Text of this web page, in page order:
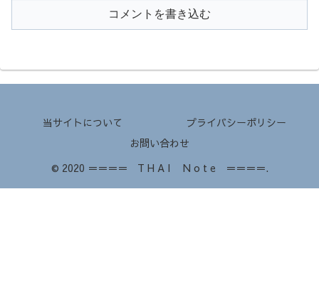
コメントを書き込む
当サイトについて
プライバシーポリシー
お問い合わせ
© 2020 ＝＝＝＝ T H A I N o t e ＝＝＝＝.